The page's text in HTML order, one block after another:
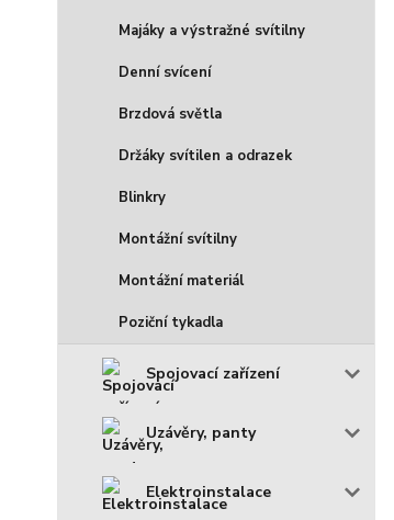
Majáky a výstražné svítilny
Denní svícení
Brzdová světla
Držáky svítilen a odrazek
Blinkry
Montážní svítilny
Montážní materiál
Poziční tykadla
Spojovací zařízení
Uzávěry, panty
Elektroinstalace